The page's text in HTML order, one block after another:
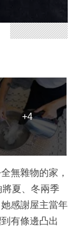
+4
無雜物的家，
夏、冬兩季
感謝屋主當年
有條邊凸出